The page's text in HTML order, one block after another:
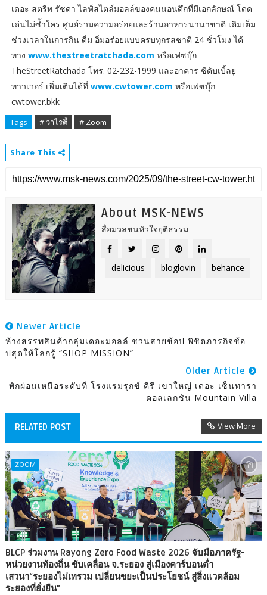
เดอะ สตรีท รัชดา ไลฟ์สไตล์มอลล์ของคนนอนดึกที่มีเอกลักษณ์ โดด
เด่นไม่ซ้ำใคร ศูนย์รวมความอร่อยและร้านอาหารนานาชาติ เติมเต็ม
ช่วงเวลาในการกิน ดื่ม อิ่มอร่อยแบบครบทุกรสชาติ 24 ชั่วโมง ได้
ทาง www.thestreetratchada.com หรือเฟซบุ๊ก
TheStreetRatchada โทร. 02-232-1999 และอาคาร ซีดับเบิ้ลยู
ทาวเวอร์ เพิ่มเติมได้ที่ www.cwtower.com หรือเฟซบุ๊ก
cwtower.bkk
Tags # วาไรตี้ # Zoom
Share This
About MSK-NEWS
สื่อมวลชนหัวใจยุติธรรม
delicious bloglovin behance
Newer Article
ห้างสรรพสินค้ากลุ่มเดอะมอลล์ ชวนสายช้อป พิชิตภารกิจช้อ
ปสุดให้โลกรู้ “SHOP MISSION”
Older Article
พักผ่อนเหนือระดับที่ โรงแรมรุกข์ คีรี เขาใหญ่ เดอะ เซ็นทารา
คอลเลกชัน Mountain Villa
RELATED POST View More
ZOOM
BLCP ร่วมงาน Rayong Zero Food Waste 2026 จับมือภาครัฐ-
หน่วยงานท้องถิ่น ขับเคลื่อน จ.ระยอง สู่เมืองคาร์บอนต่ำ
เสวนา“ระยองไม่เทรวม เปลี่ยนขยะเป็นประโยชน์ สู่สิ่งแวดล้อม
ระยองที่ยั่งยืน”